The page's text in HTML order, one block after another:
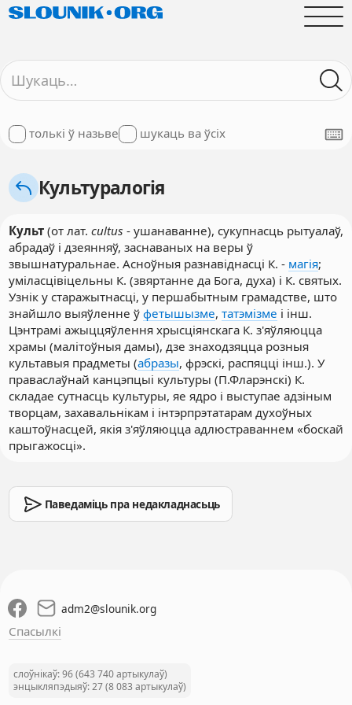
толькі ў назьве шукаць ва ўсіх
Культуралогія
Культ(от лат. cultus - ушанаванне), сукупнасць рытуалаў,
абрадаў і дзеянняў, заснаваных на веры ў
звышнатуральнае. Асноўныя разнавіднасці К. - магія;
уміласцівіцельны К. (звяртанне да Бога, духа) і К. святых.
Узнік у старажытнасці, у першабытным грамадстве, што
знайшло выяўленне ў фетышызме, татэмізме і інш.
Цэнтрамі ажыццяўлення хрысціянскага К. з'яўляюцца
храмы (малітоўныя дамы), дзе знаходзяцца розныя
культавыя прадметы (абразы, фрэскі, распяцці інш.). У
праваслаўнай канцэпцыі культуры (П.Фларэнскі) К.
складае сутнасць культуры, яе ядро і выступае адзіным
творцам, захавальнікам і інтэрпрэтатарам духоўных
каштоўнасцей, якія з'яўляюцца адлюстраваннем «боскай
прыгажосці».
Паведаміць пра недакладнасьць
adm2@slounik.org
Спасылкі
слоўнікаў: 96 (643 740 артыкулаў)
энцыкляпэдыяў: 27 (8 083 артыкулаў)